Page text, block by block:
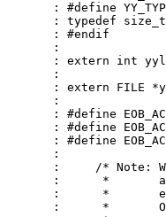
: #define
: typedef
: #endif
:
: extern int
:
: extern FILE
:
: #define
: #define
: #define
:
:     /* Note:
:      *
:      *
:      *